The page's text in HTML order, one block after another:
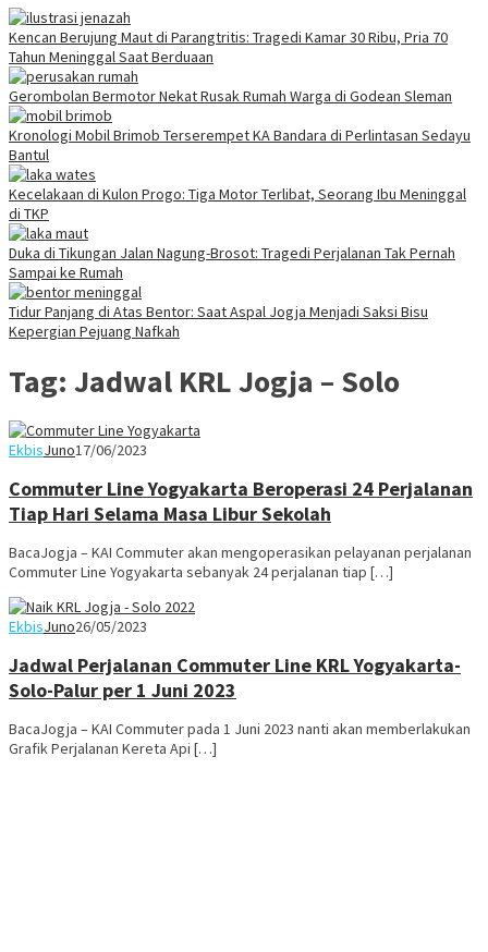
Kencan Berujung Maut di Parangtritis: Tragedi Kamar 30 Ribu, Pria 70
Tahun Meninggal Saat Berduaan
Gerombolan Bermotor Nekat Rusak Rumah Warga di Godean Sleman
Kronologi Mobil Brimob Terserempet KA Bandara di Perlintasan Sedayu
Bantul
Kecelakaan di Kulon Progo: Tiga Motor Terlibat, Seorang Ibu Meninggal
di TKP
Duka di Tikungan Jalan Nagung-Brosot: Tragedi Perjalanan Tak Pernah
Sampai ke Rumah
Tidur Panjang di Atas Bentor: Saat Aspal Jogja Menjadi Saksi Bisu
Kepergian Pejuang Nafkah
Tag: Jadwal KRL Jogja – Solo
EkbisJuno17/06/2023
Commuter Line Yogyakarta Beroperasi 24 Perjalanan
Tiap Hari Selama Masa Libur Sekolah
BacaJogja – KAI Commuter akan mengoperasikan pelayanan perjalanan
Commuter Line Yogyakarta sebanyak 24 perjalanan tiap […]
EkbisJuno26/05/2023
Jadwal Perjalanan Commuter Line KRL Yogyakarta-
Solo-Palur per 1 Juni 2023
BacaJogja – KAI Commuter pada 1 Juni 2023 nanti akan memberlakukan
Grafik Perjalanan Kereta Api […]